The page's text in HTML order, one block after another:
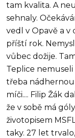
tam kvalita. A
sehnaly.
vedl v Opavě a
příští rok.
vůbec dožije.
Teplice
třeba nádhernou
míči.... Filip Žák
že v sobě má
životopisem
taky. 27 let